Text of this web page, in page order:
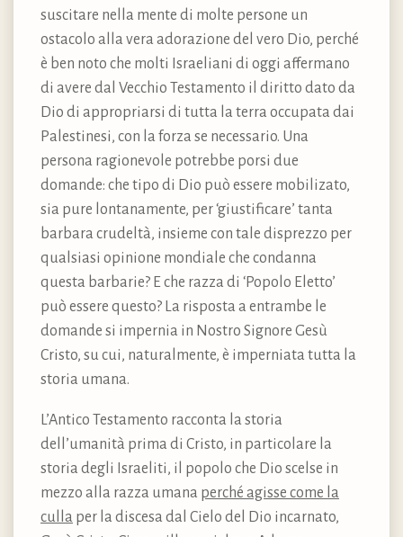
suscitare nella mente di molte persone un
ostacolo alla vera adorazione del vero Dio, perché
è ben noto che molti Israeliani di oggi affermano
di avere dal Vecchio Testamento il diritto dato da
Dio di appropriarsi di tutta la terra occupata dai
Palestinesi, con la forza se necessario. Una
persona ragionevole potrebbe porsi due
domande: che tipo di Dio può essere mobilizato,
sia pure lontanamente, per ‘giustificare’ tanta
barbara crudeltà, insieme con tale disprezzo per
qualsiasi opinione mondiale che condanna
questa barbarie? E che razza di ‘Popolo Eletto’
può essere questo? La risposta a entrambe le
domande si impernia in Nostro Signore Gesù
Cristo, su cui, naturalmente, è imperniata tutta la
storia umana.
L’Antico Testamento racconta la storia
dell’umanità prima di Cristo, in particolare la
storia degli Israeliti, il popolo che Dio scelse in
mezzo alla razza umana perché agisse come la
culla per la discesa dal Cielo del Dio incarnato,